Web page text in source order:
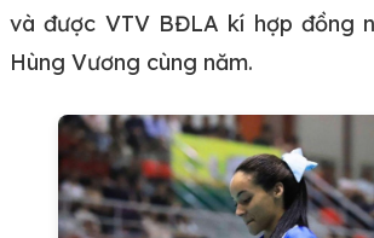
và được VTV BĐLA kí hợp đồng
Hùng Vương cùng năm.